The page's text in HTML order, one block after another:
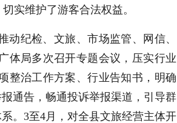
实维护了游客合法权益。
纪检、文旅、市场监管、网信、
体局多次召开专题会议，压实行业
整治工作方案、行业告知书，明确
通告，畅通投诉举报渠道，引导群
。3至4月，对全县文旅经营主体开